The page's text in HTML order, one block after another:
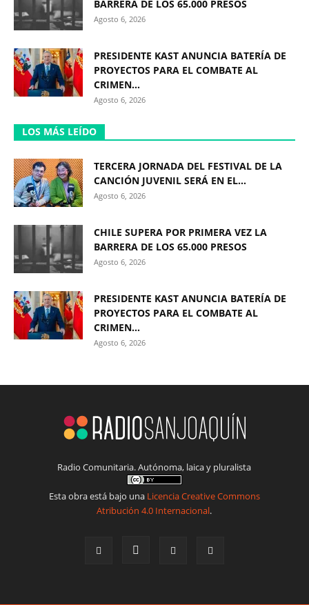
BARRERA DE LOS 65.000 PRESOS
Agosto 6, 2026
PRESIDENTE KAST ANUNCIA BATERÍA DE
PROYECTOS PARA EL COMBATE AL
CRIMEN...
Agosto 6, 2026
LOS MÁS LEÍDO
TERCERA JORNADA DEL FESTIVAL DE LA
CANCIÓN JUVENIL SERÁ EN EL...
Agosto 6, 2026
CHILE SUPERA POR PRIMERA VEZ LA
BARRERA DE LOS 65.000 PRESOS
Agosto 6, 2026
PRESIDENTE KAST ANUNCIA BATERÍA DE
PROYECTOS PARA EL COMBATE AL
CRIMEN...
Agosto 6, 2026
Radio Comunitaria. Autónoma, laica y pluralista
Esta obra está bajo una Licencia Creative Commons
Atribución 4.0 Internacional.